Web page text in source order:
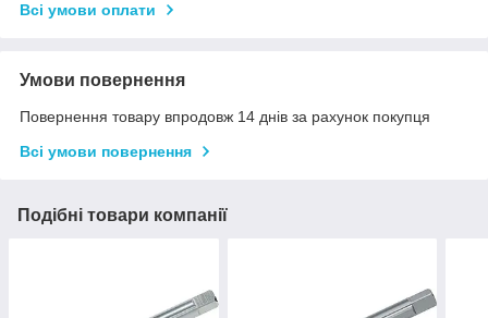
Всі умови оплати
Умови повернення
Повернення товару впродовж 14 днів за рахунок покупця
Всі умови повернення
Подібні товари компанії